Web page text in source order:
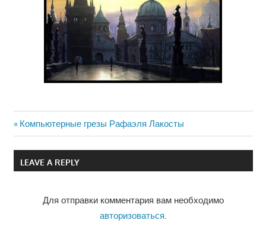
Навигация
по
Previous
Post:
Компьютерные грезы Рафаэля Лакосты
LEAVE A REPLY
Для отправки комментария вам необходимо
авторизоваться